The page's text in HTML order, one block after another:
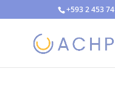
+593 2 453